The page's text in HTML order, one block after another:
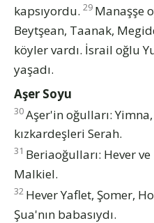
kapsıyordu. 29 Manaşşe
Beytşean, Taanak,
köyler vardı. İsrail oğlu
yaşadı.
Aşer Soyu
30Aşer'in oğulları:
kızkardeşleri Serah.
31 Beriaoğulları: Hever
Malkiel.
32 Hever Yaflet, Şomer,
Şua'nın babasıydı.